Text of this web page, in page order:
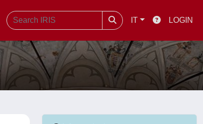
IT LOGIN